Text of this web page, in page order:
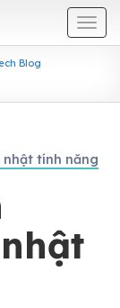
Blog
nhật tính năng